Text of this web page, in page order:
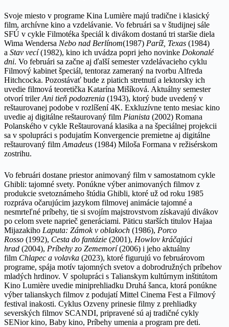
Svoje miesto v programe Kina Lumière majú tradične i klasický
film, archívne kino a vzdelávanie. Vo februári sa v študijnej sále
SFÚ v cykle Filmotéka špeciál k divákom dostanú tri staršie diela
Wima Wendersa Nebo nad Berlínom(1987) Paríž, Texas (1984)
a Stav vecí(1982), kino ich uvádza popri jeho novinke Dokonalé
dni. Vo februári sa začne aj ďalší semester vzdelávacieho cyklu
Filmový kabinet špeciál, tentoraz zameraný na tvorbu Alfreda
Hitchcocka. Pozostávať bude z piatich stretnutí a lektorsky ich
uvedie filmová teoretička Katarína Mišíková. Aktuálny semester
otvorí trilerAni tieň podozrenia (1943), ktorý bude uvedený v
reštaurovanej podobe v rozlíšení 4K. Exkluzívne tento mesiac kino
uvedie aj digitálne reštaurovaný film Pianista (2002) Romana
Polanského v cykle Reštaurovaná klasika a na špeciálnej projekcii
sa v spolupráci s podujatím Konvergencie premietne aj digitálne
reštaurovaný film Amadeus (1984) Miloša Formana v režisérskom
zostrihu.
Vo februári dostane priestor animovaný film v samostatnom cykle
Ghibli: tajomné svety. Ponúkne výber animovaných filmov z
produkcie svetoznámeho štúdia Ghibli, ktoré už od roku 1985
rozpráva očarujúcim jazykom filmovej animácie tajomné a
nesmrteľné príbehy, tie si svojím majstrovstvom získavajú divákov
po celom svete naprieč generáciami. Päticu starších titulov Hajaa
Mijazakiho Laputa: Zámok v oblakoch (1986), Porco
Rosso (1992), Cesta do fantázie (2001), Howlov kráčajúci
hrad (2004), Príbehy zo Zememorí(2006) i jeho aktuálny
film Chlapec a volavka (2023), ktoré figurujú vo februárovom
programe, spája motív tajomných svetov a dobrodružných príbehov
mladých hrdinov. V spolupráci s Talianskym kultúrnym inštitútom
Kino Lumière uvedie miniprehliadku Druhá šanca, ktorá ponúkne
výber talianskych filmov z podujatí Mittel Cinema Fest a Filmový
festival inakosti. Cyklus Ozveny prinesie filmy z prehliadky
severských filmov SCANDI, pripravené sú aj tradičné cykly
SENior kino, Baby kino, Príbehy umenia a program pre deti.